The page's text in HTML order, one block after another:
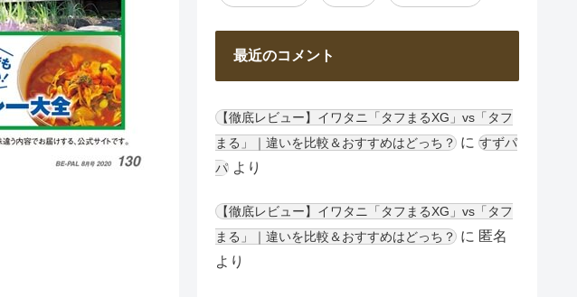
最近のコメント
【徹底レビュー】イワタニ「タフまるXG」vs「タフ
まる」｜違いを比較＆おすすめはどっち？ に すずパ
パ より
【徹底レビュー】イワタニ「タフまるXG」vs「タフ
まる」｜違いを比較＆おすすめはどっち？ に 匿名
より